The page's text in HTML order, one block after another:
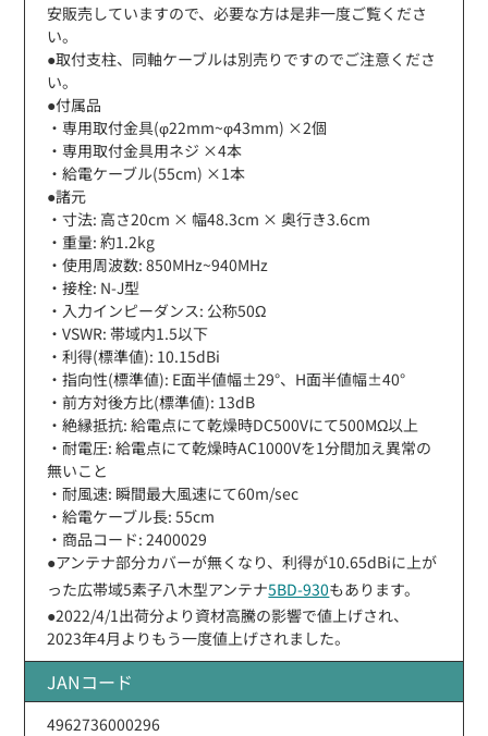
安販売していますので、必要な方は是非一度ご覧くださ
い。
●取付支柱、同軸ケーブルは別売りですのでご注意くださ
い。
●付属品
・専用取付金具(φ22mm~φ43mm) ×2個
・専用取付金具用ネジ ×4本
・給電ケーブル(55cm) ×1本
●諸元
・寸法: 高さ20cm × 幅48.3cm × 奥行き3.6cm
・重量: 約1.2kg
・使用周波数: 850MHz~940MHz
・接栓: N-J型
・入力インピーダンス: 公称50Ω
・VSWR: 帯域内1.5以下
・利得(標準値): 10.15dBi
・指向性(標準値): E面半値幅±29°、H面半値幅±40°
・前方対後方比(標準値): 13dB
・絶縁抵抗: 給電点にて乾燥時DC500Vにて500MΩ以上
・耐電圧: 給電点にて乾燥時AC1000Vを1分間加え異常の
無いこと
・耐風速: 瞬間最大風速にて60m/sec
・給電ケーブル長: 55cm
・商品コード: 2400029
●アンテナ部分カバーが無くなり、利得が10.65dBiに上が
った広帯域5素子八木型アンテナ5BD-930もあります。
●2022/4/1出荷分より資材高騰の影響で値上げされ、
2023年4月よりもう一度値上げされました。
JANコード
4962736000296